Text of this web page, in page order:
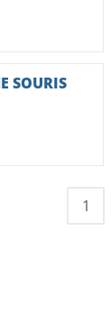
SOURIS
1